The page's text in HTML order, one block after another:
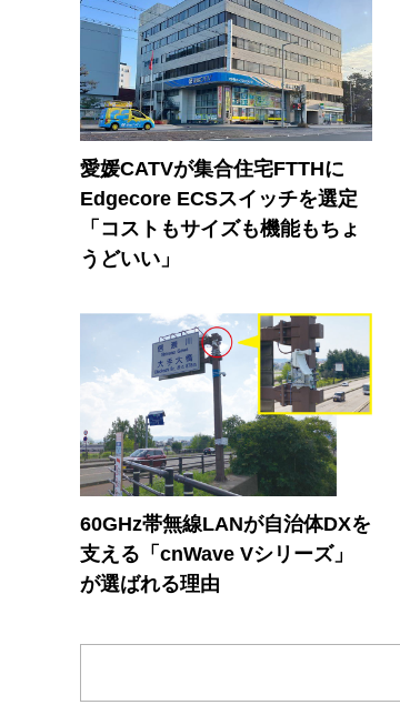
愛媛CATVが集合住宅FTTHに
Edgecore ECSスイッチを選定
「コストもサイズも機能もちょ
うどいい」
60GHz帯無線LANが自治体DXを
支える「cnWave Vシリーズ」
が選ばれる理由